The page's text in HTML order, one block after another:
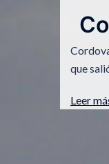
que
Leer